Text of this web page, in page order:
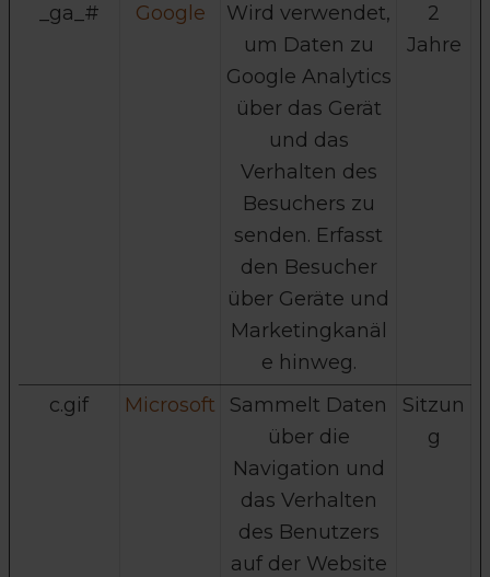
_ga_# Google
Wird verwendet,
um Daten zu
Google Analytics
über das Gerät
und das
Verhalten des
Besuchers zu
senden. Erfasst
den Besucher
über Geräte und
Marketingkanäl
e hinweg.
2
Jahre
c.gif Microsoft
Sammelt Daten
über die
Navigation und
das Verhalten
des Benutzers
auf der Website
Sitzun
g